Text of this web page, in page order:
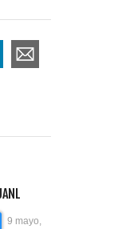
9 mayo,